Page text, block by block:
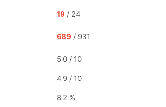
19 / 24
689 / 931
5.0 / 10
4.9 / 10
8.2 %